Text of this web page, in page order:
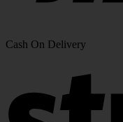
Cash On Delivery